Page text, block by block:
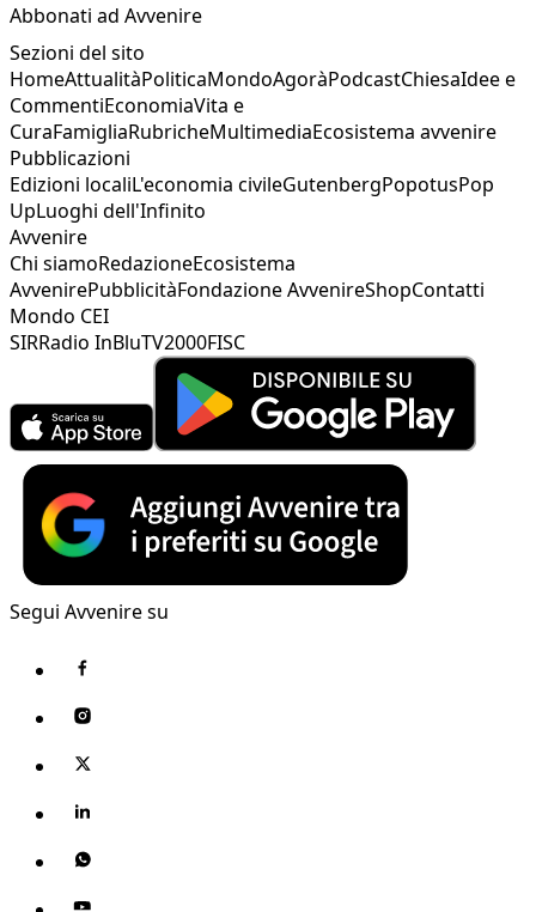
Abbonati ad Avvenire
Sezioni del sito
HomeAttualitàPoliticaMondoAgoràPodcastChiesaIdee e
CommentiEconomiaVita e
CuraFamigliaRubricheMultimediaEcosistema avvenire
Pubblicazioni
Edizioni localiL'economia civileGutenbergPopotusPop
UpLuoghi dell'Infinito
Avvenire
Chi siamoRedazioneEcosistema
AvvenirePubblicitàFondazione AvvenireShopContatti
Mondo CEI
SIRRadio InBluTV2000FISC
Segui Avvenire su